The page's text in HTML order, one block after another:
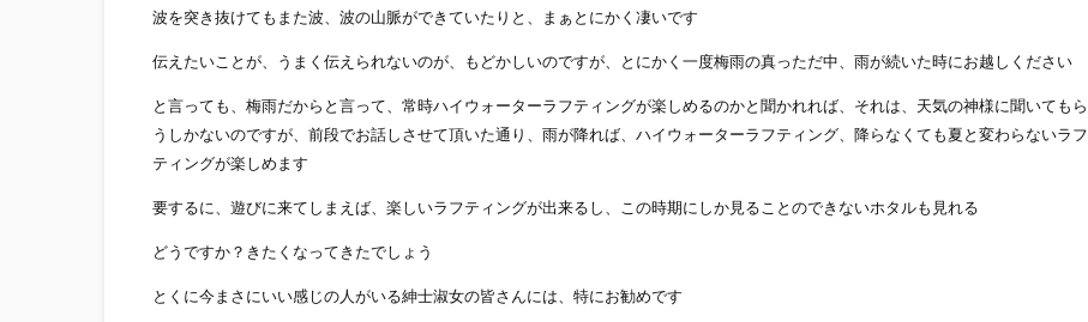
波を突き抜けてもまた波、波の山脈ができていたりと、まぁとにかく凄いです
伝えたいことが、うまく伝えられないのが、もどかしいのですが、とにかく一度梅雨の真っただ中、雨が続いた時にお越しください
と言っても、梅雨だからと言って、常時ハイウォーターラフティングが楽しめるのかと聞かれれば、それは、天気の神様に聞いてもら
うしかないのですが、前段でお話しさせて頂いた通り、雨が降れば、ハイウォーターラフティング、降らなくても夏と変わらないラフ
ティングが楽しめます
要するに、遊びに来てしまえば、楽しいラフティングが出来るし、この時期にしか見ることのできないホタルも見れる
どうですか？きたくなってきたでしょう
とくに今まさにいい感じの人がいる紳士淑女の皆さんには、特にお勧めです